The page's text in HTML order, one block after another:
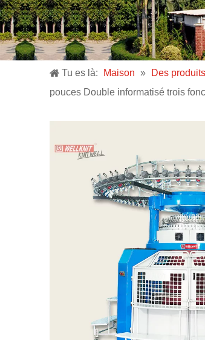
Tu es là: Maison » Des produits
pouces Double informatisé trois